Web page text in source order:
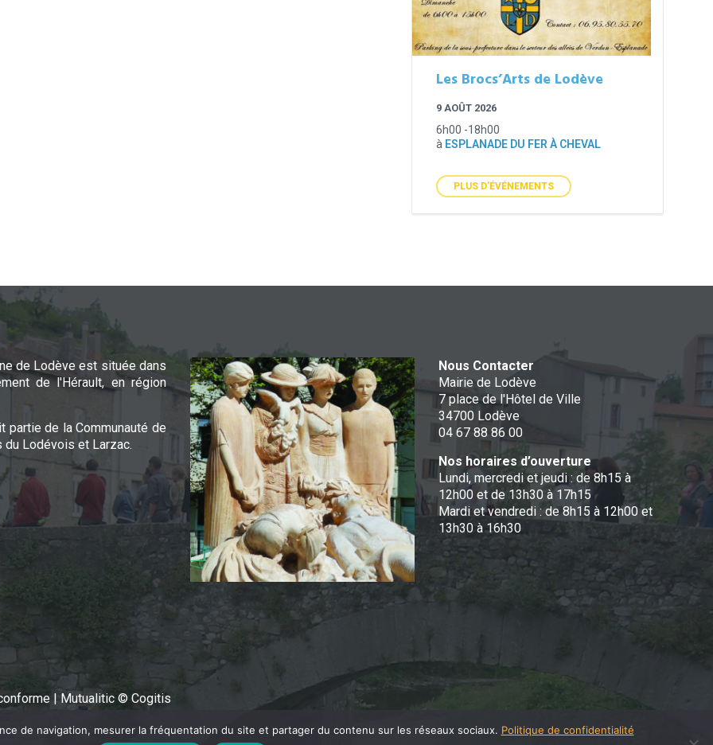
Les Brocs’Arts de Lodève
9 AOÛT 2026
6h00 -18h00
à ESPLANADE DU FER À CHEVAL
PLUS D'ÉVÉNEMENTS
de Lodève est située dans
de l'Hérault, en région
partie de la Communauté de
du Lodévois et Larzac.
Nous Contacter
Mairie de Lodève
7 place de l'Hôtel de Ville
34700 Lodève
04 67 88 86 00
Nos horaires d’ouverture
Lundi, mercredi et jeudi : de 8h15 à
12h00 et de 13h30 à 17h15
Mardi et vendredi : de 8h15 à 12h00 et
13h30 à 16h30
Mutualitic © Cogitis
de navigation, mesurer la fréquentation du site et partager du contenu sur les réseaux sociaux. Politique de confidentialité